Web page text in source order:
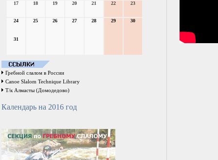
17 18 19 20 21 22 23
24 25 26 27 28 29 30
31
Гребной слалом в России
Canoe Slalom Technique Library
Т/к Алмасты (Домодедово)
Календарь на 2016 год